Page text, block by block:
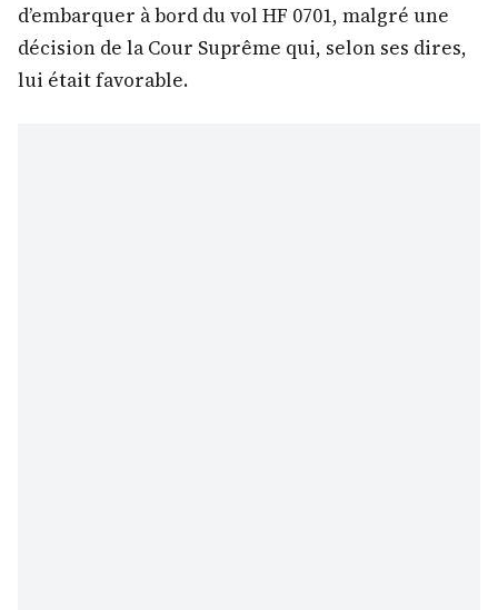
d’embarquer à bord du vol HF 0701, malgré une
décision de la Cour Suprême qui, selon ses dires,
lui était favorable.